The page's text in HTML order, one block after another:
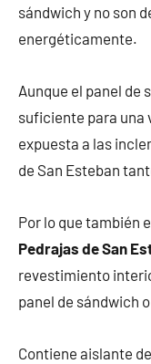
sándwich y no son
energéticamente.
Aunque el panel de
suficiente para una
expuesta a las
de San Esteban
Por lo que también
Pedrajas de San
revestimiento
panel de sándwich
Contiene aislante